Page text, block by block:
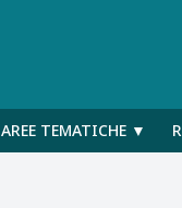
AREE TEMATICHE ▼